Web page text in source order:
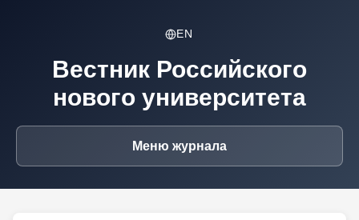
EN
Вестник Российского
нового университета
Меню журнала